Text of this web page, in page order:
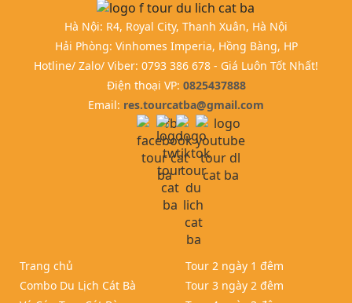
Hà Nội: R4, Royal City, Thanh Xuân, Hà Nội
Hải Phòng: Vinhomes Imperia, Hồng Bàng, HP
Hotline/ Zalo/ Viber: 0793 386 678 - Giá Luôn Tốt Nhất!
Điện thoại VP: 0825437888
Email: res.tourcatba@gmail.com
Trang chủ
Combo Du Lịch Cát Bà
Tour 2 ngày 1 đêm
Tour 3 ngày 2 đêm